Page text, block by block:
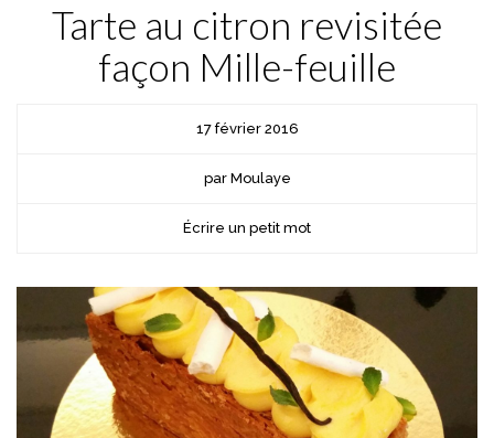
Tarte au citron revisitée
façon Mille-feuille
17 février 2016
par Moulaye
Écrire un petit mot